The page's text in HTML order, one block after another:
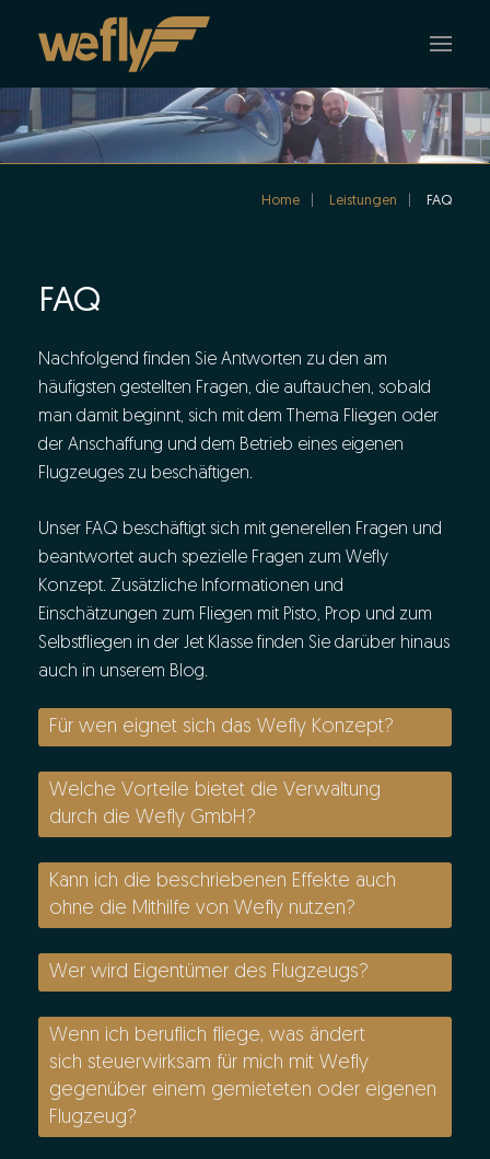
Skip to main content
Home Leistungen FAQ
FAQ
Nachfolgend finden Sie Antworten zu den am
häufigsten gestellten Fragen, die auftauchen, sobald
man damit beginnt, sich mit dem Thema Fliegen oder
der Anschaffung und dem Betrieb eines eigenen
Flugzeuges zu beschäftigen.
Unser FAQ beschäftigt sich mit generellen Fragen und
beantwortet auch spezielle Fragen zum Wefly
Konzept. Zusätzliche Informationen und
Einschätzungen zum Fliegen mit Pisto, Prop und zum
Selbstfliegen in der Jet Klasse finden Sie darüber hinaus
auch in unserem Blog.
Für wen eignet sich das Wefly Konzept?
Welche Vorteile bietet die Verwaltung
durch die Wefly GmbH?
Kann ich die beschriebenen Effekte auch
ohne die Mithilfe von Wefly nutzen?
Wer wird Eigentümer des Flugzeugs?
Wenn ich beruflich fliege, was ändert
sich steuerwirksam für mich mit Wefly
gegenüber einem gemieteten oder eigenen
Flugzeug?